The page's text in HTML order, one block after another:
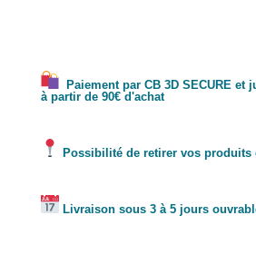
Paiement par CB 3D SECURE et
à partir de 90€ d'achat
Possibilité de retirer vos produits
Livraison sous 3 à 5 jours